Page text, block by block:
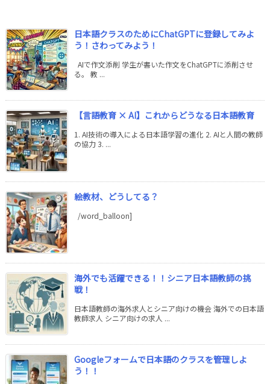
日本語クラスのためにChatGPTに登録してみよ
う！さわってみよう！
AIで作文添削 学生が書いた作文をChatGPTに添削させ
る。 教 ...
【言語教育 × AI】これからどうなる日本語教育
1. AI技術の導入による日本語学習の進化 2. AIと人間の教師
の協力 3. ...
絵教材、どうしてる？
/word_balloon]
海外でも活躍できる！！シニア日本語教師の挑
戦！
日本語教師の海外求人とシニア向けの機会 海外での日本語
教師求人 シニア向けの求人 ...
Googleフォームで日本語のクラスを管理しよ
う！！